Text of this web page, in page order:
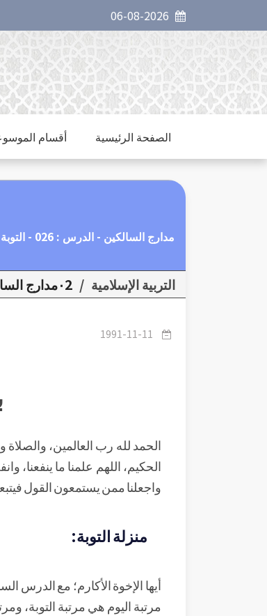
الصفحة الرئيسية أقسام
مدارج السالكين - الدرس : 026 - التوبة
التربية الإسلامية / ٠2مدارج السالكين
1991-11-11
الحمد لله رب العالمين، والصلاة
الحكيم، اللهم علمنا ما ينفعنا،
واجعلنا ممن يستمعون القول
منزلة التوبة:
أيها الإخوة الأكارم؛ مع
مرتبة اليوم هي مرتبة التوبة،